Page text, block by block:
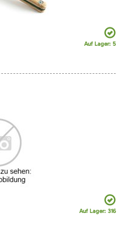
Auf Lager: 5
Auf Lager: 316